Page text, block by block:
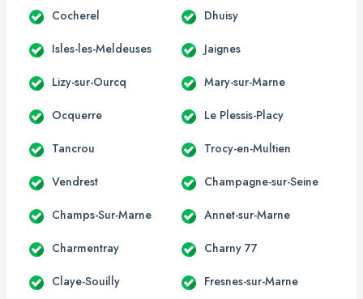
Cocherel Dhuisy
Isles-les-Meldeuses Jaignes
Lizy-sur-Ourcq Mary-sur-Marne
Ocquerre Le Plessis-Placy
Tancrou Trocy-en-Multien
Vendrest Champagne-sur-Seine
Champs-Sur-Marne Annet-sur-Marne
Charmentray Charny 77
Claye-Souilly Fresnes-sur-Marne